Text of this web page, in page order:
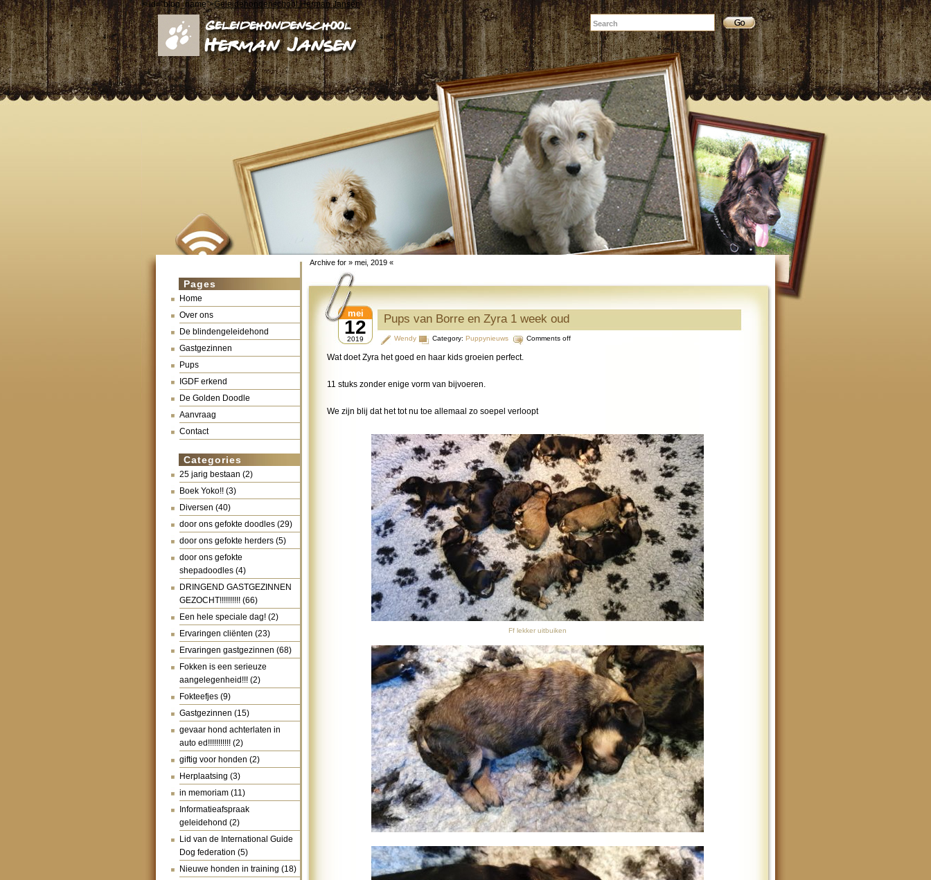
< id="blog_name">Geleidehondenschool Herman Jansen
Pages
Home
Over ons
De blindengeleidehond
Gastgezinnen
Pups
IGDF erkend
De Golden Doodle
Aanvraag
Contact
Categories
25 jarig bestaan (2)
Boek Yoko!! (3)
Diversen (40)
door ons gefokte doodles (29)
door ons gefokte herders (5)
door ons gefokte
shepadoodles (4)
DRINGEND GASTGEZINNEN
GEZOCHT!!!!!!!!!! (66)
Een hele speciale dag! (2)
Ervaringen cliënten (23)
Ervaringen gastgezinnen (68)
Fokken is een serieuze
aangelegenheid!!! (2)
Fokteefjes (9)
Gastgezinnen (15)
gevaar hond achterlaten in
auto ed!!!!!!!!!!! (2)
giftig voor honden (2)
Herplaatsing (3)
in memoriam (11)
Informatieafspraak
geleidehond (2)
Lid van de International Guide
Dog federation (5)
Nieuwe honden in training (18)
Archive for » mei, 2019 «
Pups van Borre en Zyra 1 week oud
12
mei
2019 Wendy Category: Puppynieuws Comments off
Wat doet Zyra het goed en haar kids groeien perfect.
11 stuks zonder enige vorm van bijvoeren.
We zijn blij dat het tot nu toe allemaal zo soepel verloopt
Ff lekker uitbuiken